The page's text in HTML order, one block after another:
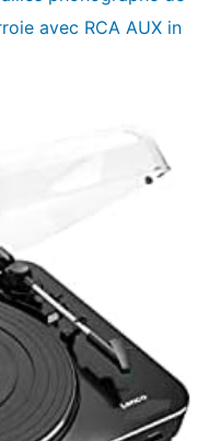
avec RCA AUX in